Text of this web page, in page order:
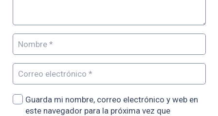
Guarda mi nombre, correo electrónico y web en
este navegador para la próxima vez que